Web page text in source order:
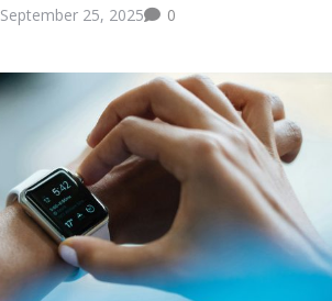
September 25, 2025 0